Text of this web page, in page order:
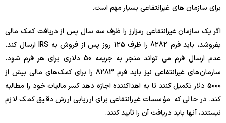
برای سازمان های غیرانتفاعی بسیار مهم است.
اگر یک سازمان غیرانتفاعی رمزارز را ظرف سه سال پس از دریافت کمک مالی
بفروشد، باید فرم 8282 را ظرف 125 روز پس از فروش به IRS ارسال کند.
عدم ارسال فرم می تواند منجر به جریمه 50 دلاری برای هر فرم شود.
سازمان‌های غیرانتفاعی نیز باید فرم 8283 را برای کمک‌های مالی بیش از
5000 دلار تکمیل کنند تا به اهداکننده اجازه دهد کسر مالیات خود را مطالبه
کند. در حالی که مؤسسات غیرانتفاعی برای ارزیابی ارزش دقیق کمک لازم
نیستند، آنها باید دریافت آن را تأیید کنند.